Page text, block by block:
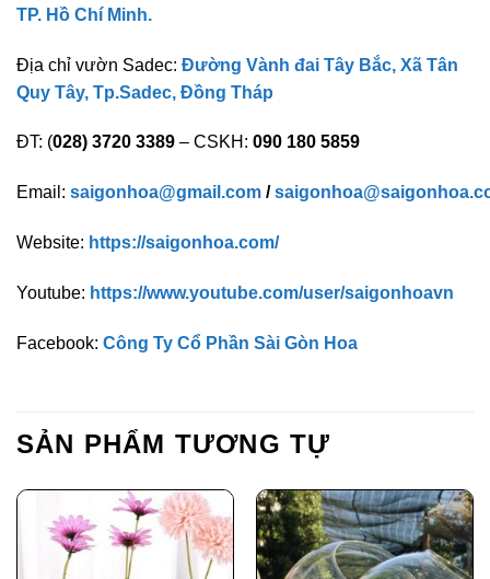
TP. Hồ Chí Minh.
Địa chỉ vườn Sadec: Đường Vành đai Tây Bắc, Xã Tân
Quy Tây, Tp.Sadec, Đồng Tháp
ĐT: (028) 3720 3389 – CSKH: 090 180 5859
Email: saigonhoa@gmail.com /
Website: https://saigonhoa.com/
Youtube: https://www.youtube.com/user/saigonhoavn
Facebook: Công Ty Cổ Phần Sài Gòn Hoa
SẢN PHẨM TƯƠNG TỰ